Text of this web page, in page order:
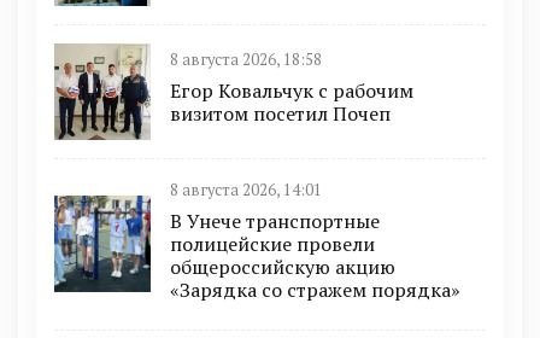
8 августа 2026, 18:58
Егор Ковальчук с рабочим
визитом посетил Почеп
8 августа 2026, 14:01
В Унече транспортные
полицейские провели
общероссийскую акцию
«Зарядка со стражем порядка»